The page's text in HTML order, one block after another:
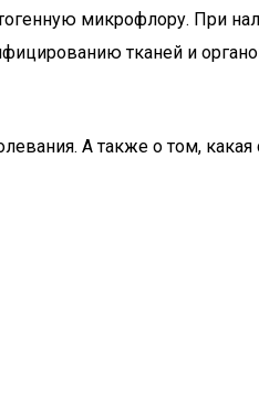
микрофлору. При
тканей и
А также о том,